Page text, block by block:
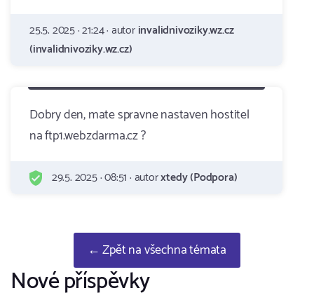
25.5. 2025 · 21:24 · autorinvalidnivoziky.wz.cz
(invalidnivoziky.wz.cz)
Dobry den, mate spravne nastaven hostitel
na ftp1.webzdarma.cz ?
29.5. 2025 · 08:51 · autorxtedy (Podpora)
← Zpět na všechna témata
Nové příspěvky